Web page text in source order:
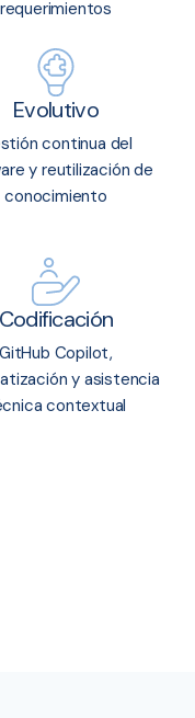
requerimientos
Evolutivo
continua del
y reutilización de
conocimiento
Codificación
GitHub Copilot,
y asistencia
contextual